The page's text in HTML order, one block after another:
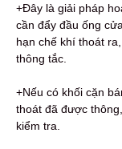
+Đây là giải pháp
cần đẩy đầu ống
hạn chế khí thoát
thông tắc.
+Nếu có khối cặn
thoát đã được
kiểm tra.